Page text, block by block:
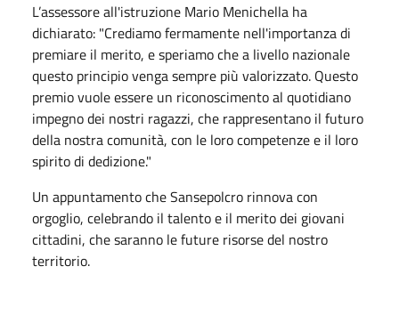
L’assessore all'istruzione Mario Menichella ha
dichiarato: "Crediamo fermamente nell'importanza di
premiare il merito, e speriamo che a livello nazionale
questo principio venga sempre più valorizzato. Questo
premio vuole essere un riconoscimento al quotidiano
impegno dei nostri ragazzi, che rappresentano il futuro
della nostra comunità, con le loro competenze e il loro
spirito di dedizione."
Un appuntamento che Sansepolcro rinnova con
orgoglio, celebrando il talento e il merito dei giovani
cittadini, che saranno le future risorse del nostro
territorio.